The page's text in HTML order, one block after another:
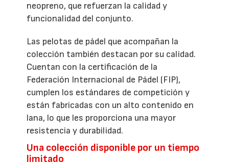
neopreno, que refuerzan la calidad y
funcionalidad del conjunto.
Las pelotas de pádel que acompañan la
colección también destacan por su calidad.
Cuentan con la certificación de la
Federación Internacional de Pádel (FIP),
cumplen los estándares de competición y
están fabricadas con un alto contenido en
lana, lo que les proporciona una mayor
resistencia y durabilidad.
Una colección disponible por un tiempo
limitado